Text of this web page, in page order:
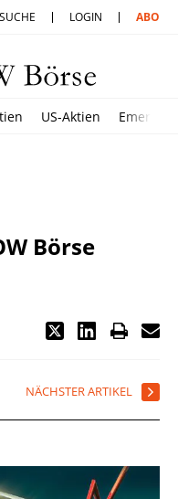
SUCHE LOGIN ABO
US-Aktien
Börse
NÄCHSTER ARTIKEL